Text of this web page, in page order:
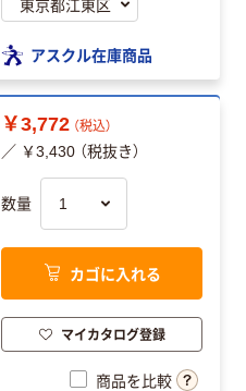
アスクル在庫商品
￥3,772 （税込）
／ ￥3,430 （税抜き）
数量
カゴに入れる
マイカタログ登録
商品を比較